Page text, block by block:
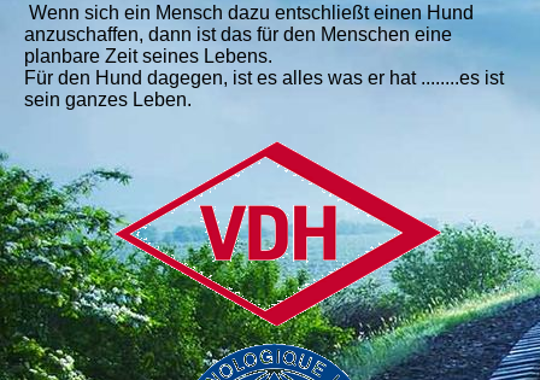
Wenn sich ein Mensch dazu entschließt einen Hund
anzuschaffen, dann ist das für den Menschen eine
planbare Zeit seines Lebens.
Für den Hund dagegen, ist es alles was er hat ........es ist
sein ganzes Leben.